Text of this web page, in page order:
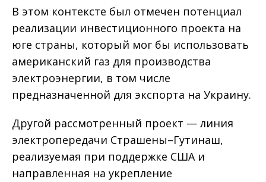
В этом контексте был отмечен потенциал
реализации инвестиционного проекта на
юге страны, который мог бы использовать
американский газ для производства
электроэнергии, в том числе
предназначенной для экспорта на Украину.
Другой рассмотренный проект — линия
электропередачи Страшены–Гутинаш,
реализуемая при поддержке США и
направленная на укрепление